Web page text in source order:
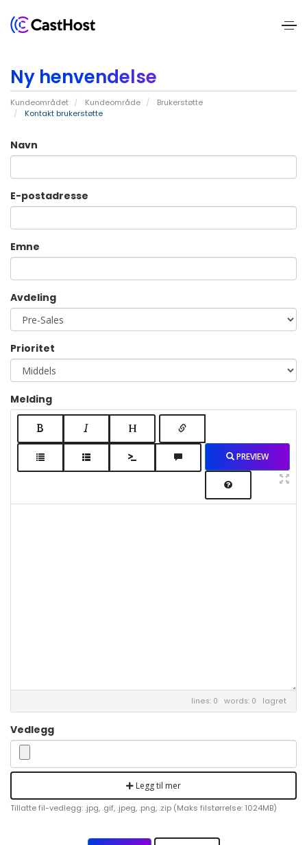
About
Us
Services
Contact
LOGIN
SIGNUP
Ny henvendelse
Kundeområdet Kundeområde
Brukerstøtte
Kontakt brukerstøtte
Navn
E-postadresse
Emne
Avdeling
Prioritet
Melding
PREVIEW
lines: 0 words: 0 lagret
Vedlegg
Legg til mer
Tillatte fil-vedlegg: .jpg, .gif, .jpeg, .png, .zip (Maks filstørrelse: 1024MB)